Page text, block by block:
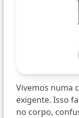
Vivemos numa
exigente. Isso
no corpo,